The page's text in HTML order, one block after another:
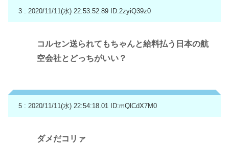
3 : 2020/11/11(水) 22:53:52.89 ID:2zyiQ39z0
コルセン送られてもちゃんと給料払う日本の航
空会社とどっちがいい？
5 : 2020/11/11(水) 22:54:18.01 ID:mQlCdX7M0
ダメだコリァ